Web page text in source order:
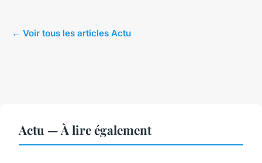
← Voir tous les articles Actu
Actu — À lire également